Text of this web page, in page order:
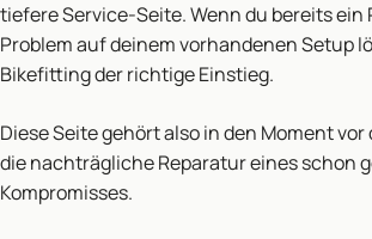
tiefere Service-Seite. Wenn du bereits ein
Problem auf deinem vorhandenen Setup
Bikefitting der richtige Einstieg.
Diese Seite gehört also in den Moment
die nachträgliche Reparatur eines schon
Kompromisses.